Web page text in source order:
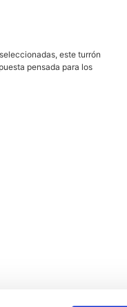
este turrón
pensada para los